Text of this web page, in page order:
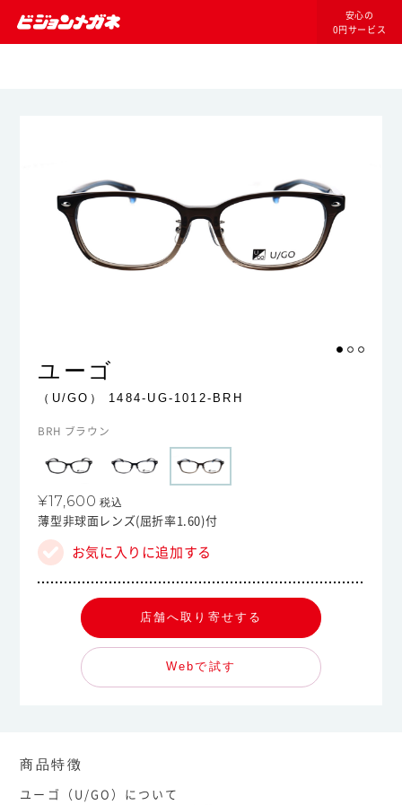
安心の
0円サービス
ユーゴ
（U/GO） 1484-UG-1012-BRH
BRH ブラウン
¥17,600 税込
薄型非球面レンズ(屈折率1.60)付
お気に入りに追加する
店舗へ取り寄せする
Webで試す
商品特徴
ユーゴ（U/GO）について